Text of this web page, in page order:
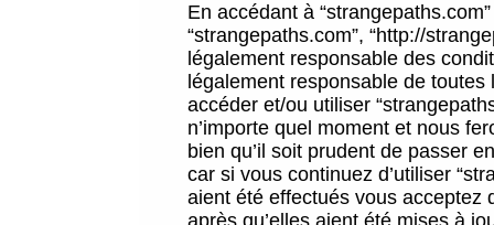
En accédant à
“strangepaths.com”, “http://
légalement responsable des
légalement responsable de
accéder et/ou utiliser
n’importe quel moment et nous
bien qu’il soit prudent de passer
car si vous continuez d’utiliser
aient été effectués vous acceptez
après qu’elles aient été mises à